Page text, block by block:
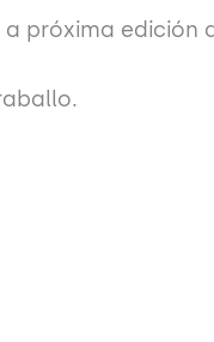
próxima edición